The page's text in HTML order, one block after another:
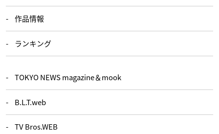
作品情報
ランキング
TOKYO NEWS magazine＆mook
B.L.T.web
TV Bros.WEB